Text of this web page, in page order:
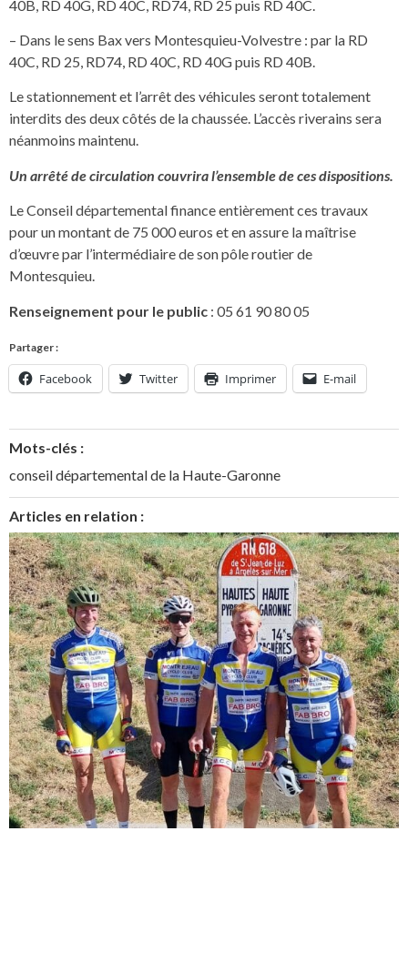
40B, RD 40G, RD 40C, RD74, RD 25 puis RD 40C.
– Dans le sens Bax vers Montesquieu-Volvestre : par la RD
40C, RD 25, RD74, RD 40C, RD 40G puis RD 40B.
Le stationnement et l’arrêt des véhicules seront totalement
interdits des deux côtés de la chaussée. L’accès riverains sera
néanmoins maintenu.
Un arrêté de circulation couvrira l’ensemble de ces dispositions.
Le Conseil départemental finance entièrement ces travaux
pour un montant de 75 000 euros et en assure la maîtrise
d’œuvre par l’intermédiaire de son pôle routier de
Montesquieu.
Renseignement pour le public : 05 61 90 80 05
Partager :
Facebook Twitter Imprimer E-mail
Mots-clés :
conseil départemental de la Haute-Garonne
Articles en relation :